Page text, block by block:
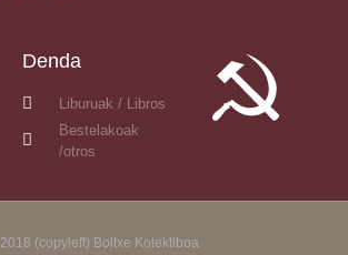
Denda
Liburuak / Libros
Bestelakoak
/otros
2018 (copyleft) Boltxe Kolektiboa